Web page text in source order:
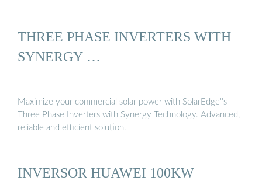
THREE PHASE INVERTERS WITH
SYNERGY …
Maximize your commercial solar power with SolarEdge''s
Three Phase Inverters with Synergy Technology. Advanced,
reliable and efficient solution.
INVERSOR HUAWEI 100KW